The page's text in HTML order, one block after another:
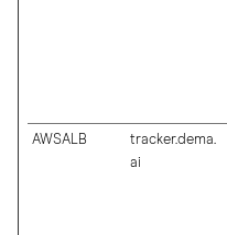
AWSALB
tracker.dema.
ai